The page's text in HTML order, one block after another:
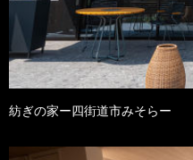
紡ぎの家ー四街道市みそらー